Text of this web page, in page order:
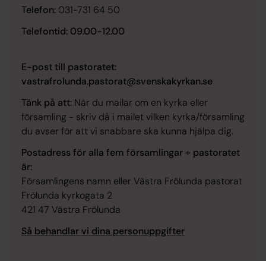
Telefon: 031-731 64 50
Telefontid: 09.00-12.00
E-post till pastoratet:
vastrafrolunda.pastorat@svenskakyrkan.se
Tänk på att: När du mailar om en kyrka eller
församling - skriv då i mailet vilken kyrka/församling
du avser för att vi snabbare ska kunna hjälpa dig.
Postadress för alla fem församlingar + pastoratet
är:
Församlingens namn eller Västra Frölunda pastorat
Frölunda kyrkogata 2
421 47 Västra Frölunda
Så behandlar vi dina personuppgifter